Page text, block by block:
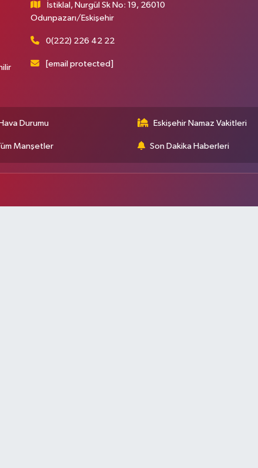
İstiklal, Nurgül Sk No: 19, 26010
Odunpazarı/Eskişehir
0(222) 226 42 22
[email protected]
Hava Durumu Eskişehir Namaz Vakitleri
Manşetler Son Dakika Haberleri